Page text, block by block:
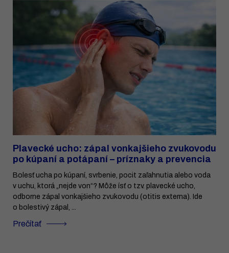
Plavecké ucho: zápal vonkajšieho zvukovodu
po kúpaní a potápaní – príznaky a prevencia
Bolesť ucha po kúpaní, svrbenie, pocit zaľahnutia alebo voda
v uchu, ktorá „nejde von“? Môže ísť o tzv. plavecké ucho,
odborne zápal vonkajšieho zvukovodu (otitis externa). Ide
o bolestivý zápal, ...
Prečítať